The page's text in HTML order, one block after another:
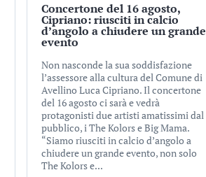
Concertone del 16 agosto,
Cipriano: riusciti in calcio
d’angolo a chiudere un grande
evento
Non nasconde la sua soddisfazione
l’assessore alla cultura del Comune di
Avellino Luca Cipriano. Il concertone
del 16 agosto ci sarà e vedrà
protagonisti due artisti amatissimi dal
pubblico, i The Kolors e Big Mama.
“Siamo riusciti in calcio d’angolo a
chiudere un grande evento, non solo
The Kolors e...